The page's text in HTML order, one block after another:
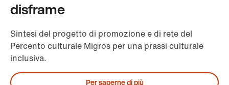
disframe
Sintesi del progetto di promozione e di rete del
Percento culturale Migros per una prassi culturale
inclusiva.
Per saperne di più